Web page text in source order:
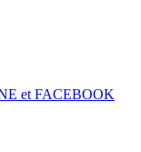
et FACEBOOK